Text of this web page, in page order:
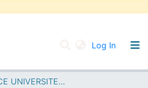
Log In
D.L SIDI BEL ABBES
--> DSPACE UNIVERSITE DJILALLI LIABES DE SIDI BEL ABBES